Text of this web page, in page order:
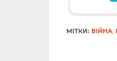
МІТКИ: ВІЙНА